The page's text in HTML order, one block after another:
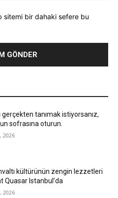
sitemi bir dahaki sefere bu
gerçekten tanımak istiyorsanız,
sofrasına oturun.
2026
kültürünün zengin lezzetleri
Quasar Istanbul’da
2026